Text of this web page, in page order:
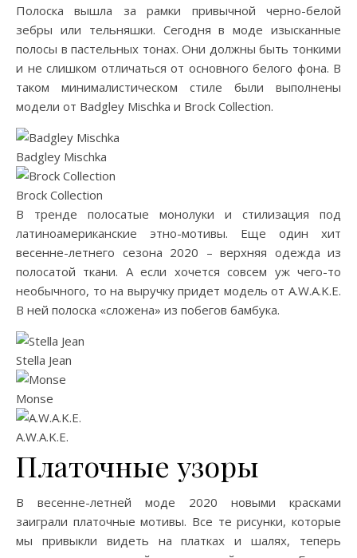
Полоска вышла за рамки привычной черно-белой
зебры или тельняшки. Сегодня в моде изысканные
полосы в пастельных тонах. Они должны быть тонкими
и не слишком отличаться от основного белого фона. В
таком минималистическом стиле были выполнены
модели от Badgley Mischka и Brock Collection.
Badgley Mischka
Brock Collection
В тренде полосатые монолуки и стилизация под
латиноамериканские этно-мотивы. Еще один хит
весенне-летнего сезона 2020 – верхняя одежда из
полосатой ткани. А если хочется совсем уж чего-то
необычного, то на выручку придет модель от A.W.A.K.E.
В ней полоска «сложена» из побегов бамбука.
Stella Jean
Monse
A.W.A.K.E.
Платочные узоры
В весенне-летней моде 2020 новыми красками
заиграли платочные мотивы. Все те рисунки, которые
мы привыкли видеть на платках и шалях, теперь